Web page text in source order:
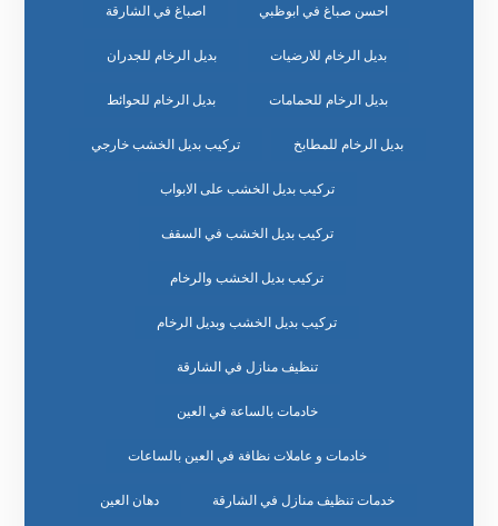
احسن صباغ في ابوظبي اصباغ في الشارقة
بديل الرخام للارضيات بديل الرخام للجدران
بديل الرخام للحمامات بديل الرخام للحوائط
بديل الرخام للمطابخ تركيب بديل الخشب خارجي
تركيب بديل الخشب على الابواب
تركيب بديل الخشب في السقف
تركيب بديل الخشب والرخام
تركيب بديل الخشب وبديل الرخام
تنظيف منازل في الشارقة
خادمات بالساعة في العين
خادمات و عاملات نظافة في العين بالساعات
خدمات تنظيف منازل في الشارقة دهان العين